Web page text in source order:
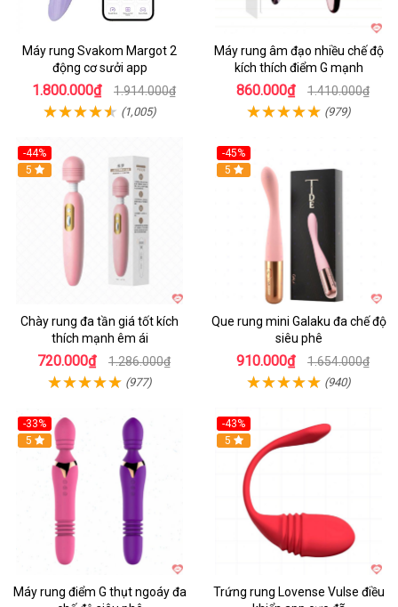
Máy rung Svakom Margot 2
động cơ sưởi app
1.800.000₫ 1.914.000₫
(1,005)
Máy rung âm đạo nhiều chế độ
kích thích điểm G mạnh
860.000₫ 1.410.000₫
(979)
-44%
Hot
5
Chày rung đa tần giá tốt kích
thích mạnh êm ái
720.000₫ 1.286.000₫
(977)
-45%
Hot
5
Que rung mini Galaku đa chế độ
siêu phê
910.000₫ 1.654.000₫
(940)
-33%
Hot
5
Máy rung điểm G thụt ngoáy đa
-43%
Hot
5
Trứng rung Lovense Vulse điều